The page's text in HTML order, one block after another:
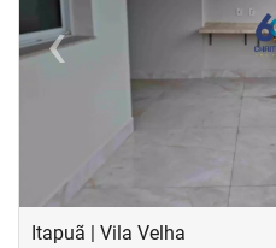
‹Previous
Itapuã | Vila Velha